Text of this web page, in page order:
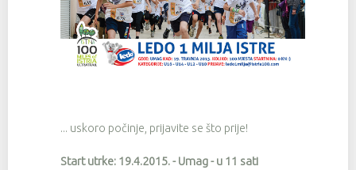
... uskoro počinje, prijavite se što prije!
Start utrke: 19.4.2015. - Umag - u 11 sati